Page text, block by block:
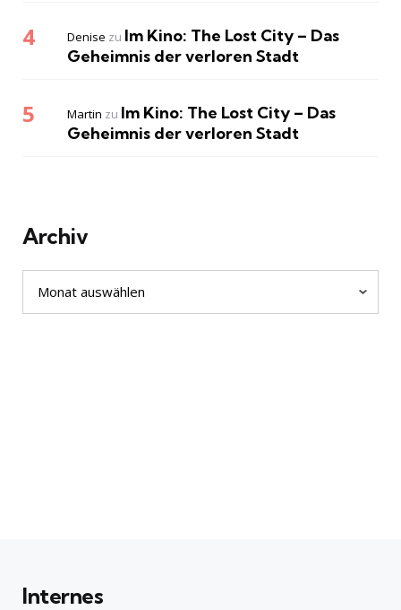
Denise zu Im Kino: The Lost City – Das
Geheimnis der verloren Stadt
Martin zu Im Kino: The Lost City – Das
Geheimnis der verloren Stadt
Archiv
Archiv
Internes